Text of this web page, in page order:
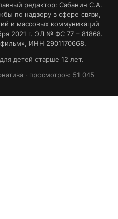
редактор: Сабанин С.А.
по надзору в сфере связи,
и массовых коммуникаций
2021 г. ЭЛ № ФС 77 – 81868.
ИНН 2901170668.
детей старше 12 лет.
· просмотров: 51 045